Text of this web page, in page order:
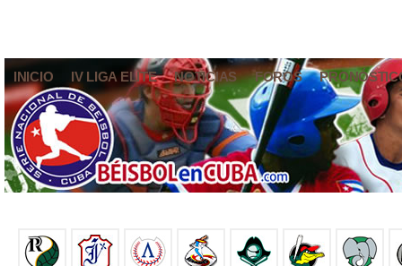
INICIO IV LIGA ELITE NOTICIAS FOROS